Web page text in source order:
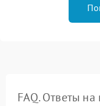
FAQ. Ответы